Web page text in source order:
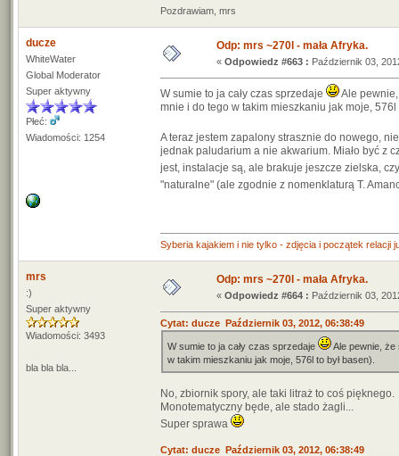
Pozdrawiam, mrs
ducze
WhiteWater
Global Moderator
Super aktywny
Płeć:
Wiadomości: 1254
Odp: mrs ~270l - mała Afryka.
« Odpowiedz #663 : Październik 03,
W sumie to ja cały czas sprzedaje
Ale
mnie i do tego w takim mieszkaniu jak moje, 576l
A teraz jestem zapalony strasznie do nowego,
jednak paludarium a nie akwarium. Miało być z
jest, instalacje są, ale brakuje jeszcze zielska,
"naturalne" (ale zgodnie z nomenklaturą T.
Syberia kajakiem i nie tylko - zdjęcia i początek relacji
mrs
:)
Super aktywny
Wiadomości: 3493
bla bla bla...
Odp: mrs ~270l - mała Afryka.
« Odpowiedz #664 : Październik 03,
Cytat: ducze Październik 03, 2012, 06:38:49
W sumie to ja cały czas sprzedaje
Ale pewnie, że
w takim mieszkaniu jak moje, 576l to był basen).
No, zbiornik spory, ale taki litraż to coś pięknego.
Monotematyczny będe, ale stado żagli...
Super sprawa
Cytat: ducze Październik 03, 2012, 06:38:49